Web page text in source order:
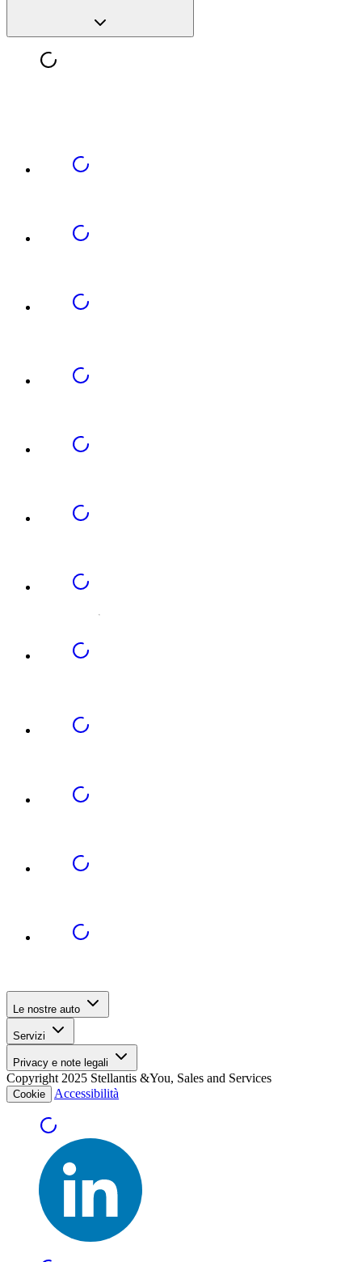
Le nostre auto
Servizi
Privacy e note legali
Copyright 2025 Stellantis &You, Sales and Services
Cookie Accessibilità